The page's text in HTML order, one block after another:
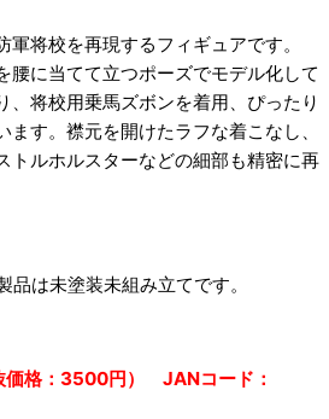
将校を再現するフィギュアです。
腰に当てて立つポーズでモデル化して
、将校用乗馬ズボンを着用、ぴったり
ます。襟元を開けたラフな着こなし、
トルホルスターなどの細部も精密に再
は未塗装未組み立てです。
価格：3500円） JANコード：